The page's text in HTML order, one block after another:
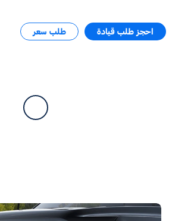
احجز طلب قيادة طلب سعر